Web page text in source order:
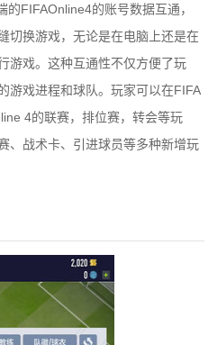
FIFAOnline4的账号数据互通，
切换游戏，无论是在电脑上还是在
游戏。这种互通性不仅方便了玩
游戏进程和球队。玩家可以在FIFA
4的联赛，排位赛，转会等玩
、战术卡、引进球员等多种新增玩